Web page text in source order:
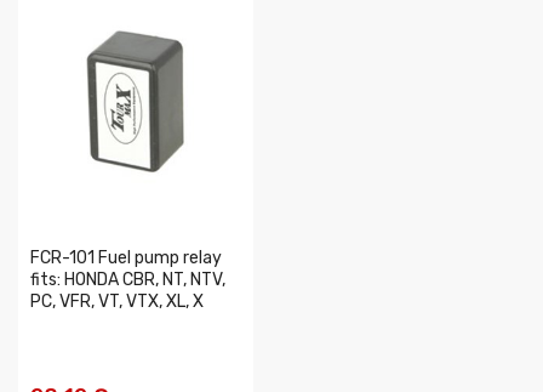
FCR-101 Fuel pump relay
fits: HONDA CBR, NT, NTV,
PC, VFR, VT, VTX, XL, X